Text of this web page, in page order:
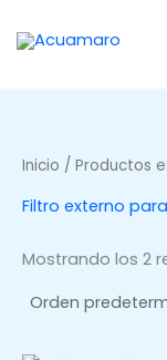
Inicio / Productos
Filtro externo
Mostrando los 2